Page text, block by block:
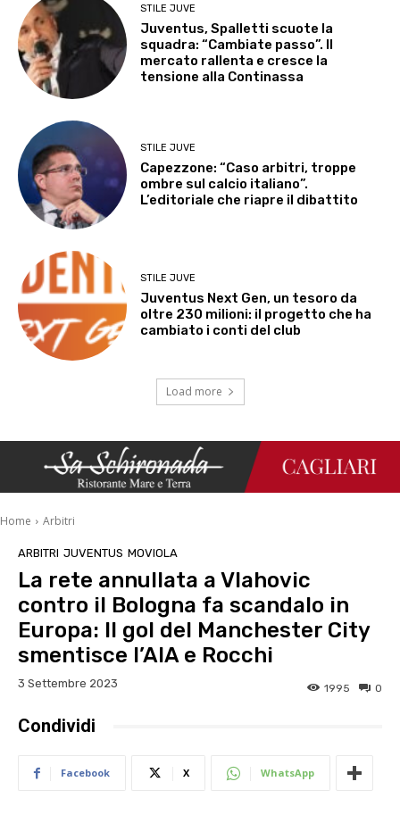
STILE JUVE
Juventus, Spalletti scuote la
squadra: “Cambiate passo”. Il
mercato rallenta e cresce la
tensione alla Continassa
STILE JUVE
Capezzone: “Caso arbitri, troppe
ombre sul calcio italiano”.
L’editoriale che riapre il dibattito
STILE JUVE
Juventus Next Gen, un tesoro da
oltre 230 milioni: il progetto che ha
cambiato i conti del club
Load more